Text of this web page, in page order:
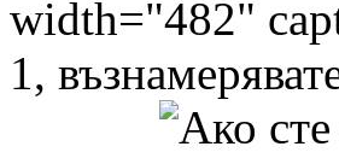
width="482"
1,